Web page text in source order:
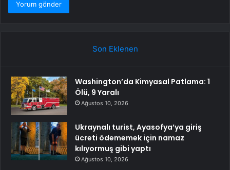
Son Eklenen
Washington’da Kimyasal Patlama: 1
Ölü, 9 Yaralı
Ağustos 10, 2026
Ukraynalı turist, Ayasofya’ya giriş
ücreti ödememek için namaz
kılıyormuş gibi yaptı
Ağustos 10, 2026